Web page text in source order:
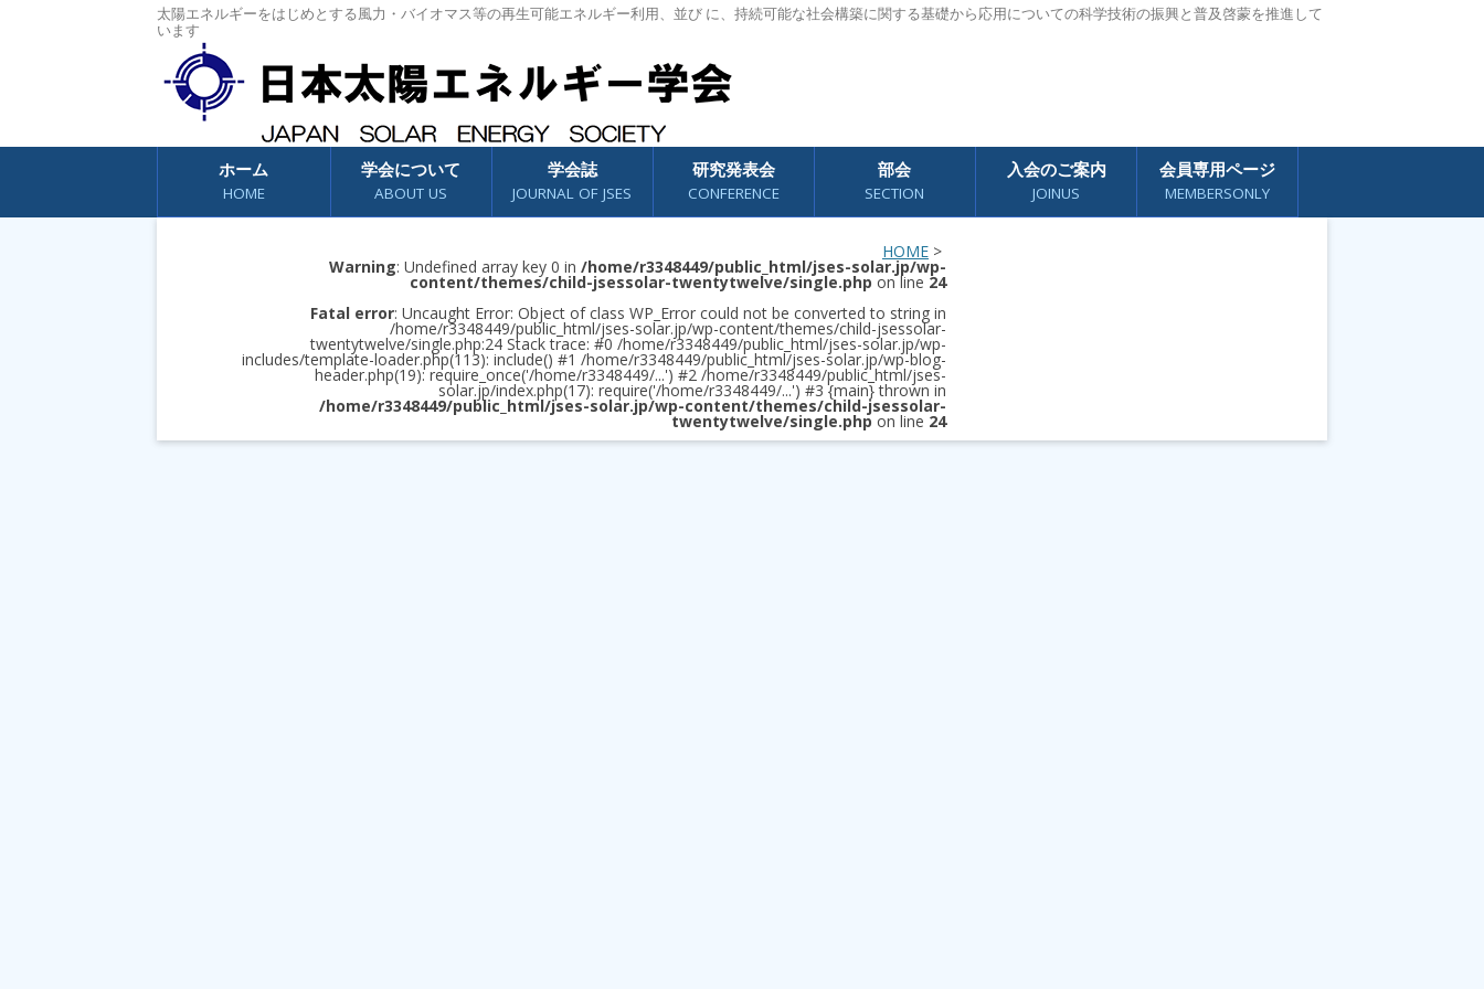
太陽エネルギーをはじめとする風力・バイオマス等の再生可能エネルギー利用、並び に、持続可能な社会構築に関する基礎から応用についての科学技術の振興と普及啓蒙を推進して
います
コンテンツへスキップ
ホーム
HOME
学会について
ABOUT US
学会誌
JOURNAL OF JSES
研究発表会
CONFERENCE
部会
SECTION
入会のご案内
JOINUS
会員専用ページ
MEMBERSONLY
HOME >
Warning: Undefined array key 0 in /home/r3348449/public_html/jses-solar.jp/wp-
content/themes/child-jsessolar-twentytwelve/single.php on line 24
Fatal error: Uncaught Error: Object of class WP_Error could not be converted to string in
/home/r3348449/public_html/jses-solar.jp/wp-content/themes/child-jsessolar-
twentytwelve/single.php:24 Stack trace: #0 /home/r3348449/public_html/jses-solar.jp/wp-
includes/template-loader.php(113): include() #1 /home/r3348449/public_html/jses-solar.jp/wp-blog-
header.php(19): require_once('/home/r3348449/...') #2 /home/r3348449/public_html/jses-
solar.jp/index.php(17): require('/home/r3348449/...') #3 {main} thrown in
/home/r3348449/public_html/jses-solar.jp/wp-content/themes/child-jsessolar-
twentytwelve/single.php on line 24